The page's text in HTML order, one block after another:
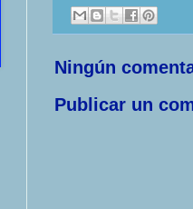
Ningún
Publicar un